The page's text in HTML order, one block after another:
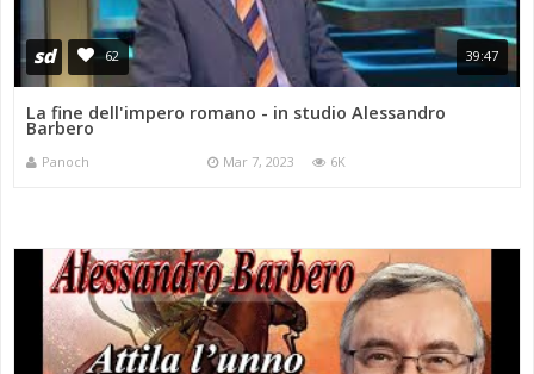
sd 62 39:47
La fine dell'impero romano - in studio Alessandro
Barbero
Panoch Mar 7, 2023 6K